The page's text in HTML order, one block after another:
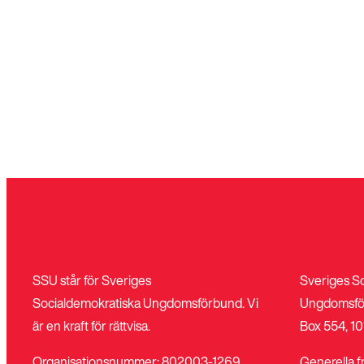
SSU står för Sveriges
Socialdemokratiska Ungdomsförbund. Vi
är en kraft för rättvisa.
Sveriges
Box 554,